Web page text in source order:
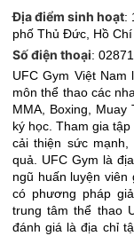
Địa điểm sinh hoạt:
phố Thủ Đức Hồ
Số điện thoại:
UFC Gym Việt
môn thể thao các
MMA, Boxing,
ký học. Tham gia
cải thiện sức
quả. UFC Gym là
ngũ huấn luyện viên
có phương pháp
trung tâm thể thao
đánh giá là địa chỉ